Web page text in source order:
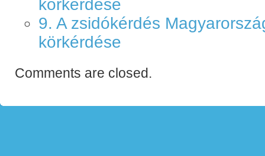
körkérdése
9. A zsidókérdés
körkérdése
Comments are closed.